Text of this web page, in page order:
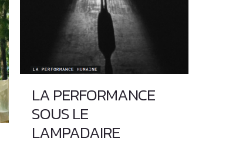
LA PERFORMANCE
SOUS LE
LAMPADAIRE